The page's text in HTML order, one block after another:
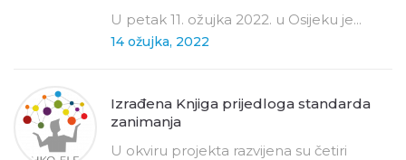
U petak 11. ožujka 2022. u Osijeku je...
14 ožujka, 2022
Izrađena Knjiga prijedloga standarda
zanimanja
U okviru projekta razvijena su četiri